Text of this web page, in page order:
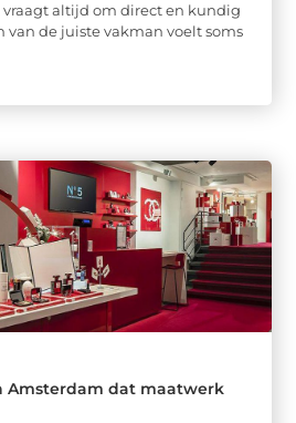
vraagt altijd om direct en kundig
de juiste vakman voelt soms
Amsterdam dat maatwerk